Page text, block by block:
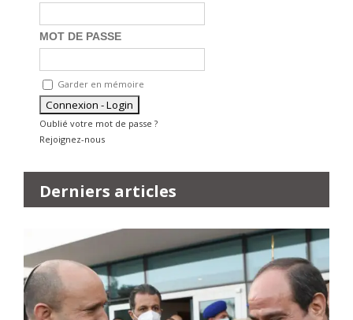
MOT DE PASSE
Garder en mémoire
Oublié votre mot de passe ?
Rejoignez-nous
Derniers articles